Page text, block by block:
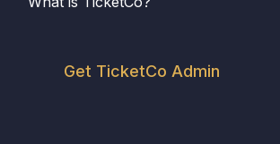
Get TicketCo Admin